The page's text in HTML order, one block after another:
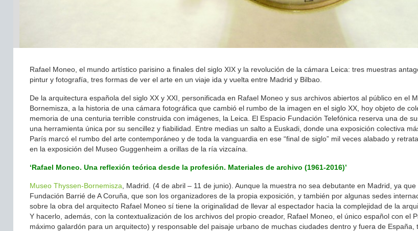
Rafael Moneo, el mundo artístico parisino a finales del siglo XIX y la revolución de la cámara Leica: tres muestras
pintur y fotografía, tres formas de ver el arte en un viaje ida y vuelta entre Madrid y Bilbao.
De la arquitectura española del siglo XX y XXI, personificada en Rafael Moneo y sus archivos abiertos al público en el
Bornemisza, a la historia de una cámara fotográfica que cambió el rumbo de la imagen en el siglo XX, hoy objeto de
memoria de una centuria terrible construida con imágenes, la Leica. El Espacio Fundación Telefónica reserva una de
una herramienta única por su sencillez y fiabilidad. Entre medias un salto a Euskadi, donde una exposición colectiva
París marcó el rumbo del arte contemporáneo y de toda la vanguardia en ese “final de siglo” mil veces alabado y
en la exposición del Museo Guggenheim a orillas de la ría vizcaína.
‘Rafael Moneo. Una reflexión teórica desde la profesión. Materiales de archivo (1961-2016)’
Museo Thyssen-Bornemisza , Madrid. (4 de abril – 11 de junio). Aunque la muestra no sea debutante en Madrid, ya
Fundación Barrié de A Coruña, que son los organizadores de la propia exposición, y también por algunas sedes
sobre la obra del arquitecto Rafael Moneo sí tiene la originalidad de llevar al espectador hacia la complejidad de la
Y hacerlo, además, con la contextualización de los archivos del propio creador, Rafael Moneo, el único español con el
máximo galardón para un arquitecto) y responsable del paisaje urbano de muchas ciudades dentro y fuera de España,